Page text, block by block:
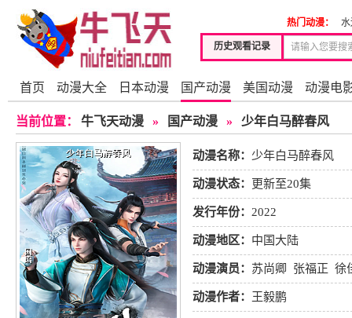
历史观看记录
热门动漫：
首页 动漫大全 日本动漫 国产动漫 美国动漫 动漫电
当前位置： 牛飞天动漫 » 国产动漫 » 少年白马醉春风
动漫名称： 少年白马醉春风
动漫状态： 更新至20集
发行年份： 2022
动漫地区： 中国大陆
动漫演员： 苏尚卿 张福正 徐
喜 云惟一 刘思岑
动漫作者： 王毅鹏